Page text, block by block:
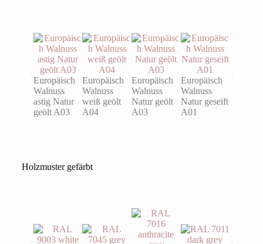
Europäisch
Walnuss
astig Natur
geölt A03
Europäisch
Walnuss
weiß geölt
A04
Europäisch
Walnuss
Natur geölt
A03
Europäisch
Walnuss
Natur geseift
A01
Holzmuster gefärbt